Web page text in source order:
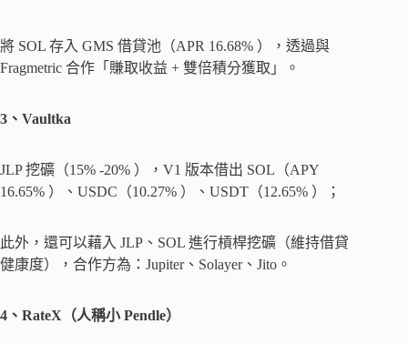
將 SOL 存入 GMS 借貸池（APR 16.68% ），透過與
Fragmetric 合作「賺取收益 + 雙倍積分獲取」。
3、Vaultka
JLP 挖礦（15% -20% ），V1 版本借出 SOL（APY
16.65% ）、USDC（10.27% ）、USDT（12.65% ）；
此外，還可以藉入 JLP、SOL 進行槓桿挖礦（維持借貸
健康度），合作方為：Jupiter、Solayer、Jito。
4、RateX（人稱小 Pendle）